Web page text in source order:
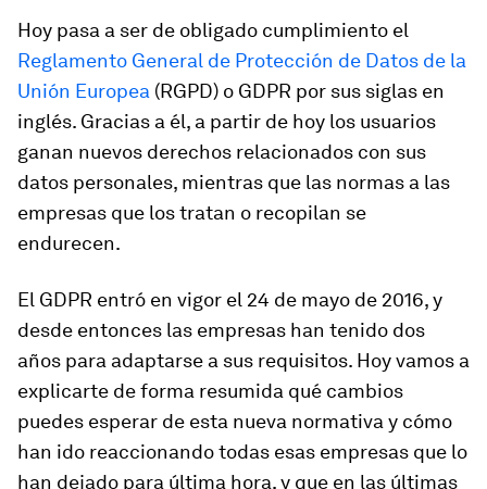
Hoy pasa a ser de obligado cumplimiento el
Reglamento General de Protección de Datos de la
Unión Europea (RGPD) o GDPR por sus siglas en
inglés. Gracias a él, a partir de hoy los usuarios
ganan nuevos derechos relacionados con sus
datos personales, mientras que las normas a las
empresas que los tratan o recopilan se
endurecen.
El GDPR entró en vigor el 24 de mayo de 2016, y
desde entonces las empresas han tenido dos
años para adaptarse a sus requisitos. Hoy vamos a
explicarte de forma resumida qué cambios
puedes esperar de esta nueva normativa y cómo
han ido reaccionando todas esas empresas que lo
han dejado para última hora, y que en las últimas